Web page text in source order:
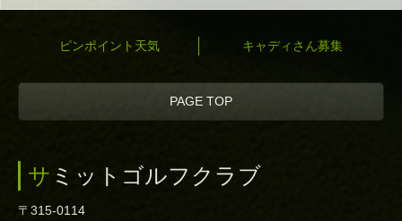
ピンポイント天気 キャディさん募集
PAGE TOP
サミットゴルフクラブ
〒315-0114